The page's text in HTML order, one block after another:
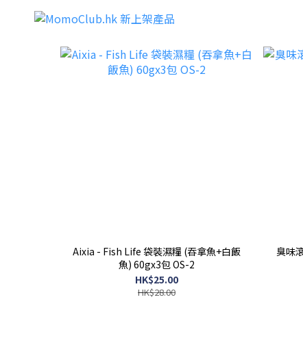
Aixia - Fish Life 袋裝濕糧 (吞拿魚+白飯
魚) 60gx3包 OS-2
HK$25.00
HK$28.00
臭味